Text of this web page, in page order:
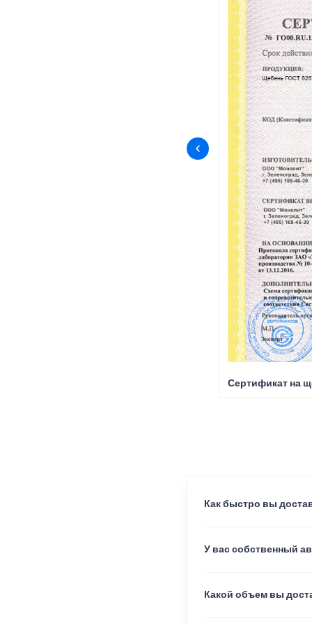
Сертификат на
Как быстро вы
У вас собственный
Какой объем вы